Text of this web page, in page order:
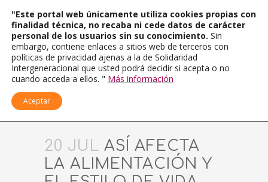
20 JUL ASÍ AFECTA
LA ALIMENTACIÓN Y
"Este portal web únicamente utiliza cookies propias con
finalidad técnica, no recaba ni cede datos de carácter
personal de los usuarios sin su conocimiento. Sin
embargo, contiene enlaces a sitios web de terceros con
políticas de privacidad ajenas a la de Solidaridad
Intergeneracional que usted podrá decidir si acepta o no
cuando acceda a ellos. " Más información
Aceptar